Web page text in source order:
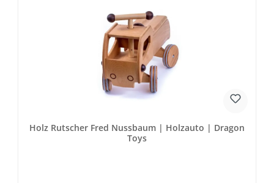
Holz Rutscher Fred Nussbaum | Holzauto | Dragon
Toys